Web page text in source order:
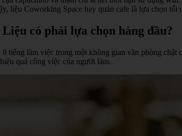
liệu Coworking Space hay quán cafe là lựa chọn tối
có phải lựa chọn hàng đầu?
tiếng làm việc trong một không gian văn phòng
quả công việc của người làm.